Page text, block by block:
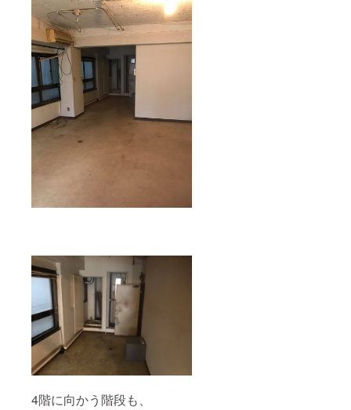
4階に向かう階段も、